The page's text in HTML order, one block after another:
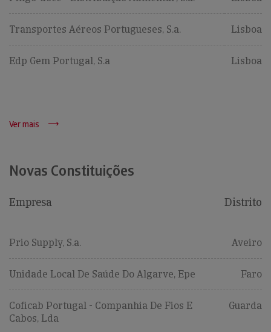
Transportes Aéreos Portugueses, S.a. Lisboa
Edp Gem Portugal, S.a Lisboa
Ver mais
Novas Constituições
Empresa Distrito
Prio Supply, S.a. Aveiro
Unidade Local De Saúde Do Algarve, Epe Faro
Coficab Portugal - Companhia De Fios E
Cabos, Lda
Guarda